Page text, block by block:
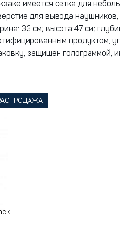
имеется сетка для
для вывода
33 см; высота:47 см;
продуктом,
защищен голограммой,